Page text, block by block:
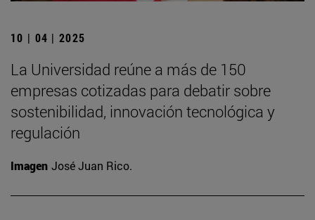
10 | 04 | 2025
La Universidad reúne a más de 150
empresas cotizadas para debatir sobre
sostenibilidad, innovación tecnológica y
regulación
Imagen José Juan Rico.